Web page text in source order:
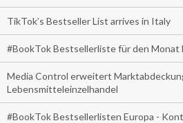
TikTok’s Bestseller List arrives in Italy
#BookTok Bestsellerliste für den Monat
Media Control erweitert
Lebensmitteleinzelhandel
#BookTok Bestsellerlisten Europa -